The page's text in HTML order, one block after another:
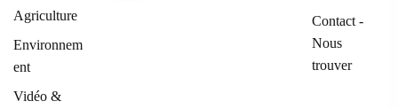
Agriculture
Environnem
ent
Vidéo &
Contact -
Nous
trouver